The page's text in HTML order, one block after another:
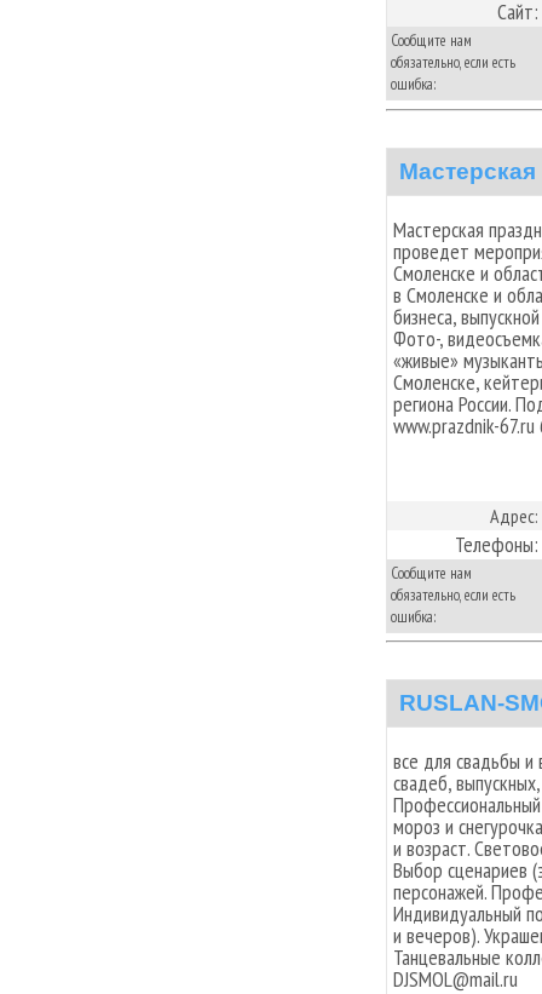
Сайт:
Сообщите нам
обязательно, если есть
ошибка:
Мастерская
проведет
Смоленске и
в Смоленске и
бизнеса,
Фото-,
«живые»
Смоленске,
региона России.
www.prazdnik-
Адрес:
Телефоны:
Сообщите нам
обязательно, если есть
ошибка:
RUSLAN-
все для свадьбы и
свадеб,
мороз и
и возраст.
Выбор сценариев
персонажей.
Индивидуальный
и вечеров).
Танцевальные
DJSMOL@mail.ru